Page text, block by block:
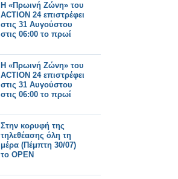
Η «Πρωινή Ζώνη» του
ACTION 24 επιστρέφει
στις 31 Αυγούστου
στις 06:00 το πρωί
Η «Πρωινή Ζώνη» του
ACTION 24 επιστρέφει
στις 31 Αυγούστου
στις 06:00 το πρωί
Στην κορυφή της
τηλεθέασης όλη τη
μέρα (Πέμπτη 30/07)
το OPEN